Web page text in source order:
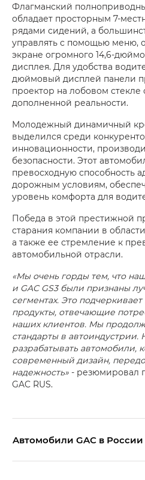
Флагманский
обладает просторным 7-
рядами сидений, а
управлять с помощью меню,
экране огромного 14,6-
дисплея. Для удобства
дюймовый дисплей панели
проектор на лобовом стекле
дополненной реальности.
Молодежный динамичный
выделился среди
инновационности,
безопасности. Этот
превосходную способность
дорожным условиям,
уровень комфорта для
Победа в этой престижной
старания компании в
а также ее стремление к
автомобильной отрасли.
«Мы очень горды тем, что
и GAC GS3 были признаны
сегментах. Это
продукты, отвечающие
наших клиентов. Мы
стандарты в
разрабатывать автомобили,
современный дизайн,
надежность» - резюмировал
GAC RUS.
Aвтомобили GAC в России